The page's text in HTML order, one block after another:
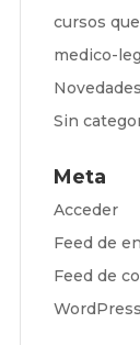
cursos
medico-
Novedades
Sin
Meta
Acceder
Feed de
Feed de